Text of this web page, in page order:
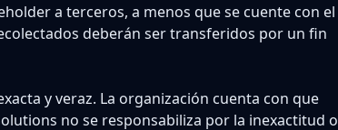
a terceros, a menos que se cuente con el
deberán ser transferidos por un fin
y veraz. La organización cuenta con que
no se responsabiliza por la inexactitud o